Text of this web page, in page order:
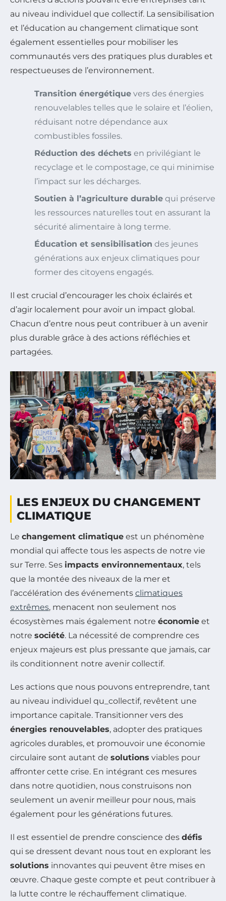
au niveau individuel que collectif. La sensibilisation
et l’éducation au changement climatique sont
également essentielles pour mobiliser les
communautés vers des pratiques plus durables et
respectueuses de l’environnement.
Transition énergétique vers des énergies
renouvelables telles que le solaire et l’éolien,
réduisant notre dépendance aux
combustibles fossiles.
Réduction des déchets en privilégiant le
recyclage et le compostage, ce qui minimise
l’impact sur les décharges.
Soutien à l’agriculture durable qui préserve
les ressources naturelles tout en assurant la
sécurité alimentaire à long terme.
Éducation et sensibilisation des jeunes
générations aux enjeux climatiques pour
former des citoyens engagés.
Il est crucial d’encourager les choix éclairés et
d’agir localement pour avoir un impact global.
Chacun d’entre nous peut contribuer à un avenir
plus durable grâce à des actions réfléchies et
partagées.
LES ENJEUX DU CHANGEMENT
CLIMATIQUE
Le changement climatique est un phénomène
mondial qui affecte tous les aspects de notre vie
sur Terre. Ses impacts environnementaux, tels
que la montée des niveaux de la mer et
l’accélération des événements climatiques
extrêmes, menacent non seulement nos
écosystèmes mais également notre économie et
notre société. La nécessité de comprendre ces
enjeux majeurs est plus pressante que jamais, car
ils conditionnent notre avenir collectif.
Les actions que nous pouvons entreprendre, tant
au niveau individuel qu_collectif, revêtent une
importance capitale. Transitionner vers des
énergies renouvelables, adopter des pratiques
agricoles durables, et promouvoir une économie
circulaire sont autant de solutions viables pour
affronter cette crise. En intégrant ces mesures
dans notre quotidien, nous construisons non
seulement un avenir meilleur pour nous, mais
également pour les générations futures.
Il est essentiel de prendre conscience des défis
qui se dressent devant nous tout en explorant les
solutions innovantes qui peuvent être mises en
œuvre. Chaque geste compte et peut contribuer à
la lutte contre le réchauffement climatique.